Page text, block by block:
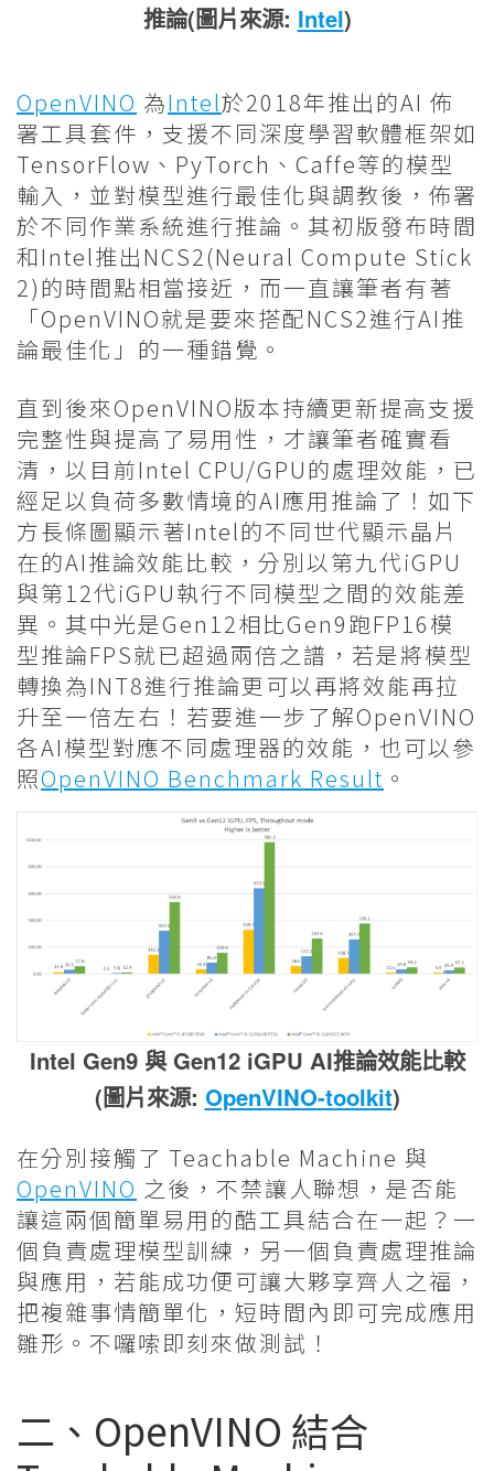
推論(圖片來源: Intel)
OpenVINO 為Intel於2018年推出的AI 佈
署工具套件，支援不同深度學習軟體框架如
TensorFlow、PyTorch、Caffe等的模型
輸入，並對模型進行最佳化與調教後，佈署
於不同作業系統進行推論。其初版發布時間
和Intel推出NCS2(Neural Compute Stick
2)的時間點相當接近，而一直讓筆者有著
「OpenVINO就是要來搭配NCS2進行AI推
論最佳化」的一種錯覺。
直到後來OpenVINO版本持續更新提高支援
完整性與提高了易用性，才讓筆者確實看
清，以目前Intel CPU/GPU的處理效能，已
經足以負荷多數情境的AI應用推論了！如下
方長條圖顯示著Intel的不同世代顯示晶片
在的AI推論效能比較，分別以第九代iGPU
與第12代iGPU執行不同模型之間的效能差
異。其中光是Gen12相比Gen9跑FP16模
型推論FPS就已超過兩倍之譜，若是將模型
轉換為INT8進行推論更可以再將效能再拉
升至一倍左右！若要進一步了解OpenVINO
各AI模型對應不同處理器的效能，也可以參
照OpenVINO Benchmark Result 。
Intel Gen9 與 Gen12 iGPU AI推論效能比較
(圖片來源: OpenVINO-toolkit)
在分別接觸了 Teachable Machine 與
OpenVINO 之後，不禁讓人聯想，是否能
讓這兩個簡單易用的酷工具結合在一起？一
個負責處理模型訓練，另一個負責處理推論
與應用，若能成功便可讓大夥享齊人之福，
把複雜事情簡單化，短時間內即可完成應用
雛形。不囉嗦即刻來做測試！
二、OpenVINO 結合